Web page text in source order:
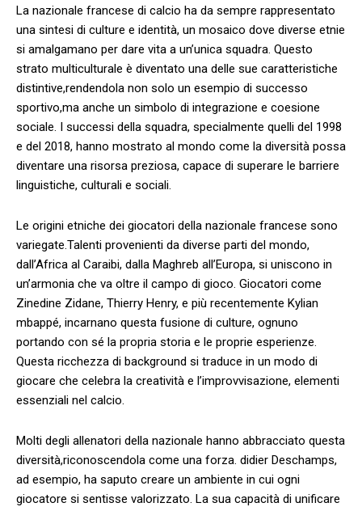
La nazionale francese ⁣di⁣ calcio ha ⁢da sempre rappresentato
una sintesi di​ culture e identità, un mosaico ⁣dove diverse ⁤etnie
si amalgamano per ⁤dare vita a un’unica squadra. Questo
strato multiculturale è ⁢diventato una delle sue caratteristiche⁤
distintive,rendendola non solo un esempio di⁤ successo ​
sportivo,ma anche un​ simbolo di integrazione ⁤e coesione
sociale. I ⁣successi ⁢della‍ squadra, specialmente ⁢quelli ‌del 1998
e del 2018, ⁢hanno ⁢mostrato ​al ‌mondo⁣ come la diversità possa
diventare una ‌risorsa preziosa, ⁤capace di superare le barriere
linguistiche, culturali e ‌sociali.
Le origini ⁤etniche dei⁢ giocatori della nazionale francese sono
variegate.Talenti provenienti ‍da⁣ diverse parti del mondo,‍
dall’Africa al Caraibi, ⁤dalla Maghreb⁢ all’Europa, si ⁣uniscono ⁣in
un’armonia che va oltre il campo di gioco. Giocatori⁣ come⁣
Zinedine Zidane, ⁣Thierry Henry, e più recentemente​ Kylian
mbappé,⁣ incarnano questa ‌fusione ​di⁣ culture, ognuno
portando‍ con sé la ⁤propria storia e ⁤le proprie esperienze.
‍Questa ricchezza di‍ background si⁢ traduce in ​un modo di⁤
giocare ​che celebra ‌la creatività e l’improvvisazione, elementi
essenziali nel‍ calcio.
Molti ‌degli ‌allenatori​ della nazionale hanno abbracciato questa
diversità,riconoscendola come una forza. didier Deschamps,
ad esempio, ha⁢ saputo creare​ un ambiente ⁤in cui ‍ogni‍
giocatore si sentisse valorizzato. La sua capacità ​di‌ unificare